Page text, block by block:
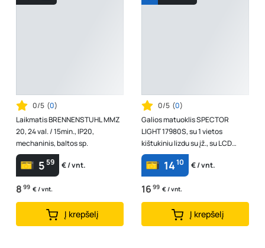
0/5 (0)
Laikmatis BRENNENSTUHL MMZ
20, 24 val. / 15min., IP20,
mechaninis, baltos sp.
559 € / vnt.
8 99 € / vnt.
Į krepšelį
0/5 (0)
Galios matuoklis SPECTOR
LIGHT 17980S, su 1 vietos
kištukiniu lizdu su įž., su LCD
ekranu, su elektros energijos
sąnaudų...
1410 € / vnt.
16 99 € / vnt.
Į krepšelį